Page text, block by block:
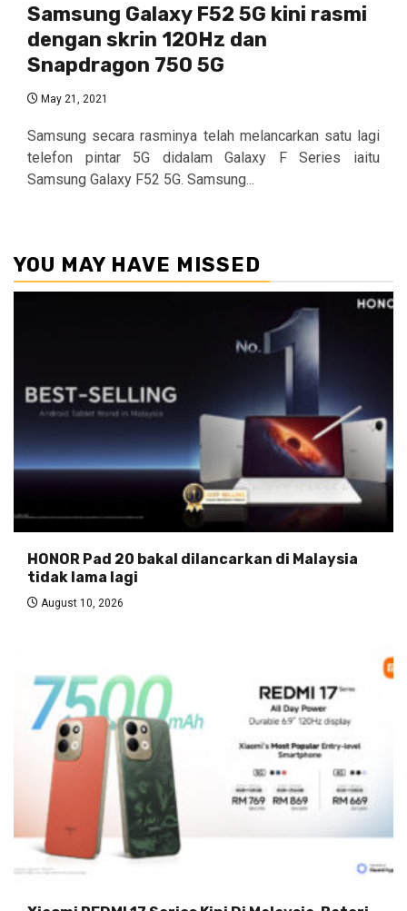
Samsung Galaxy F52 5G kini rasmi
dengan skrin 120Hz dan
Snapdragon 750 5G
May 21, 2021
Samsung secara rasminya telah melancarkan satu lagi
telefon pintar 5G didalam Galaxy F Series iaitu
Samsung Galaxy F52 5G. Samsung...
YOU MAY HAVE MISSED
HONOR Pad 20 bakal dilancarkan di Malaysia
tidak lama lagi
August 10, 2026